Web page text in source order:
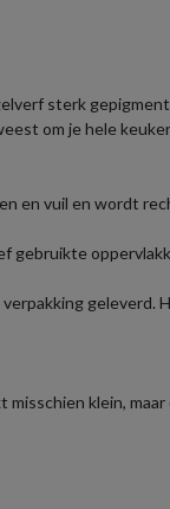
sterk
om je hele
en vuil en wordt
geleverd.
klein,